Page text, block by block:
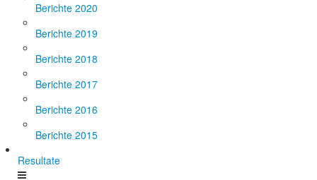
Berichte 2020
Berichte 2019
Berichte 2018
Berichte 2017
Berichte 2016
Berichte 2015
Resultate